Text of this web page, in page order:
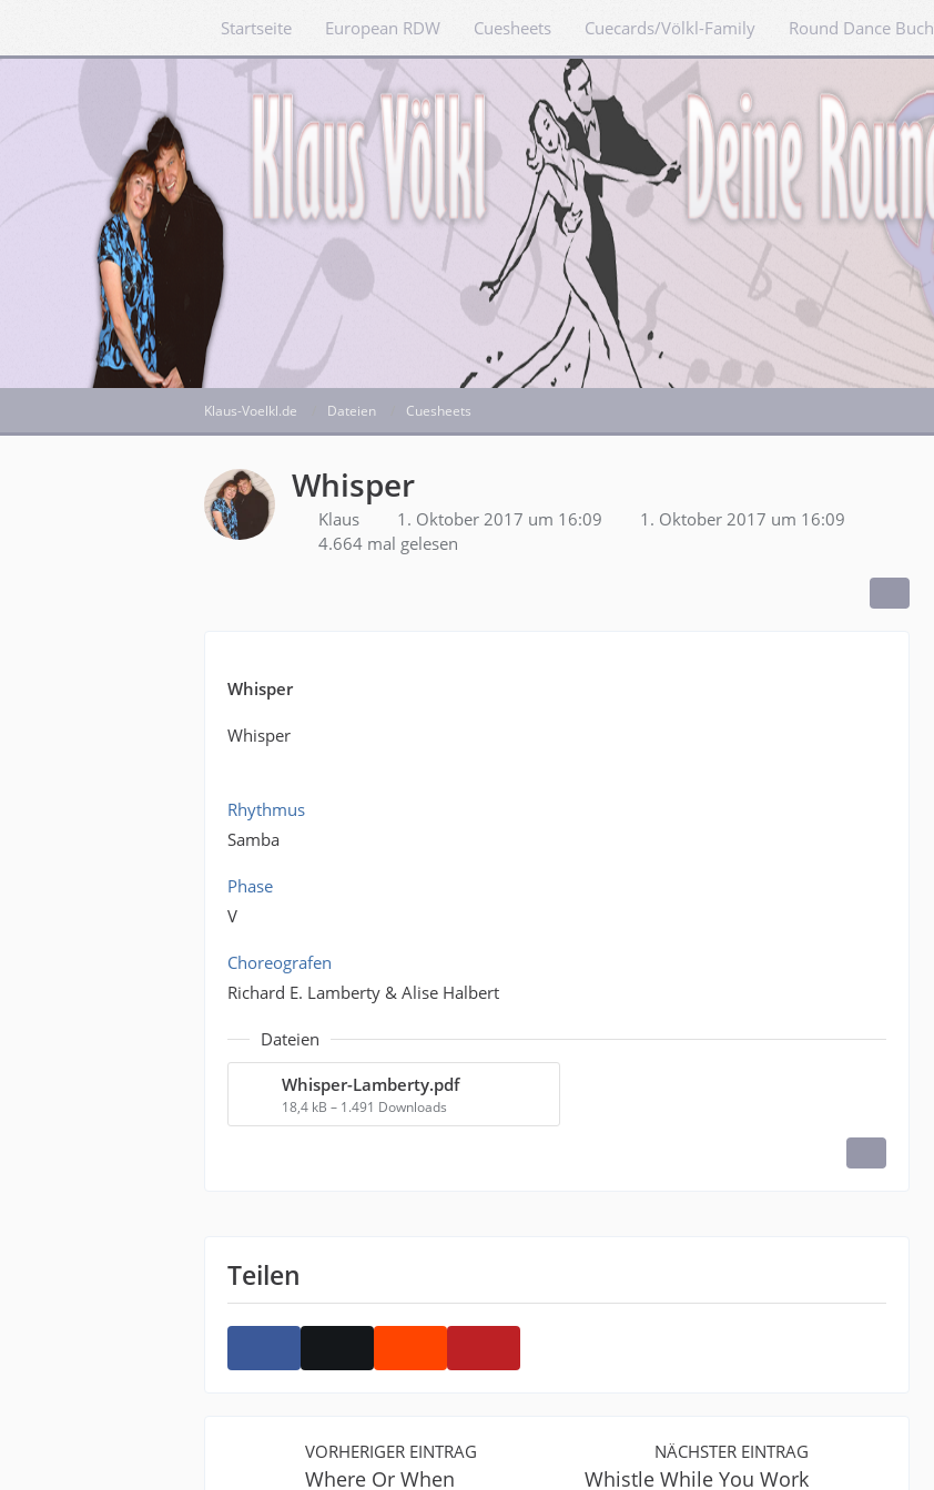
Startseite European RDW Cuesheets Cuecards/Völkl-Family Round Dance Buch
Klaus-Voelkl.de Dateien Cuesheets
Whisper
Klaus 1. Oktober 2017 um 16:09
1. Oktober 2017 um 16:09
4.664 mal gelesen
Whisper
Whisper
Rhythmus
Samba
Phase
V
Choreografen
Richard E. Lamberty & Alise Halbert
Dateien
Whisper-Lamberty.pdf
18,4 kB – 1.491 Downloads
Teilen
VORHERIGER EINTRAG
Where Or When
NÄCHSTER EINTRAG
Whistle While You Work